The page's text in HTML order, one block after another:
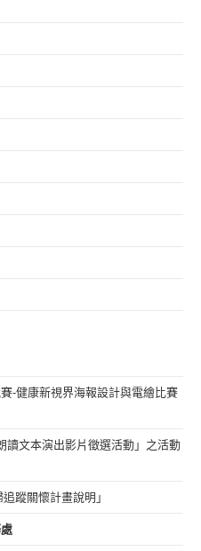
-健康新視界海報設計與電繪比賽
讀文本演出影片徵選活動」之活動
蹤關懷計畫說明」